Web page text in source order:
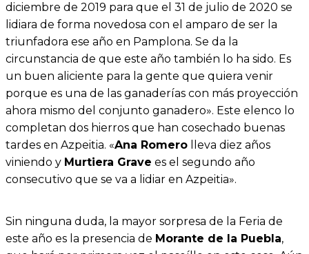
diciembre de 2019 para que el 31 de julio de 2020 se
lidiara de forma novedosa con el amparo de ser la
triunfadora ese año en Pamplona. Se da la
circunstancia de que este año también lo ha sido. Es
un buen aliciente para la gente que quiera venir
porque es una de las ganaderías con más proyección
ahora mismo del conjunto ganadero». Este elenco lo
completan dos hierros que han cosechado buenas
tardes en Azpeitia. «Ana Romero lleva diez años
viniendo y Murtiera Grave es el segundo año
consecutivo que se va a lidiar en Azpeitia».
Sin ninguna duda, la mayor sorpresa de la Feria de
este año es la presencia de Morante de la Puebla,